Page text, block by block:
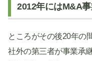
2012年にはM&A
ところがその後20年の
社外の第三者が事業承